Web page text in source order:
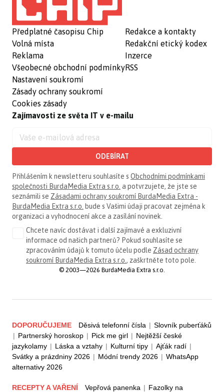
Předplatné časopisu Chip
Volná místa
Reklama
Všeobecné obchodní podmínky
Nastavení soukromí
Zásady ochrany soukromí
Cookies zásady
Redakce a kontakty
Redakční etický kodex
Inzerce
RSS
Zajímavosti ze světa IT v e-mailu
ODEBÍRAT
Přihlášením k newsletteru souhlasíte s Obchodními podmínkami
společnosti BurdaMedia Extra s.r.o. a potvrzujete, že jste se
seznámili se Zásadami ochrany soukromí BurdaMedia Extra -
BurdaMedia Extra s.r.o. bude s Vašimi údaji pracovat zejména k
organizaci a vyhodnocení akce a zasílání novinek.
Chcete navíc dostávat i další zajímavé a exkluzivní
informace od našich partnerů? Pokud souhlasíte se
zpracováním údajů k tomuto účelu podle Zásad ochrany
soukromí BurdaMedia Extra s.r.o. , zaškrtněte toto pole.
© 2003—2026 BurdaMedia Extra s.r.o.
DOPORUČUJEME Děsivá telefonní čísla | Slovník puberťáků
| Partnerský horoskop | Pick me girl | Nejtěžší české
jazykolamy | Láska a vztahy | Kulturní tipy | Ajťák radí |
Svátky a prázdniny 2026 | Módní trendy 2026 | WhatsApp
alternativy 2026
RECEPTY A VAŘENÍ Vepřová panenka | Fazolky na